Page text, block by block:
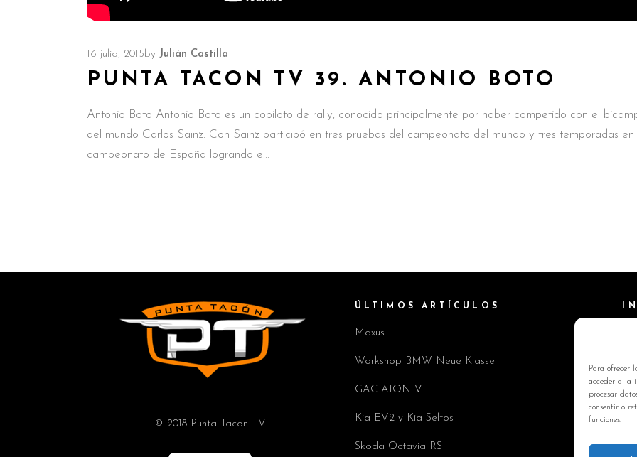
Para ofrecer
acceder a la
procesar
consentir o
funciones.
16 julio, 2015 by Julián Castilla
PUNTA TACON TV 39. ANTONIO BOTO
Antonio Boto Antonio Boto es un copiloto de rally, conocido principalmente por haber competido con el
del mundo Carlos Sainz. Con Sainz participó en tres pruebas del campeonato del mundo y tres temporadas en
campeonato de España logrando el
© 2018 Punta Tacon TV
ÚLTIMOS ARTÍCULOS
Maxus
Workshop BMW Neue Klasse
GAC AION V
Kia EV2 y Kia Seltos
Skoda Octavia RS